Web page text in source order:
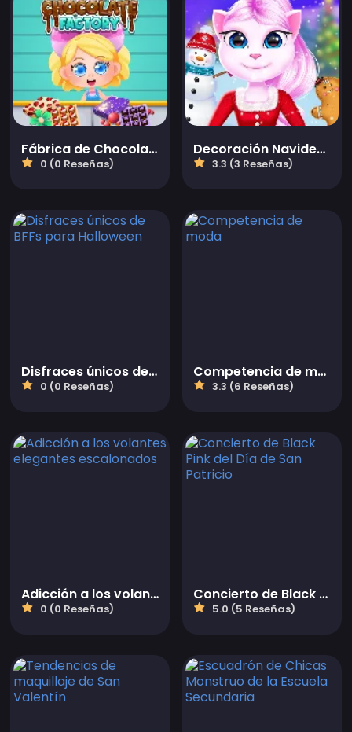
Fábrica de Chocolate Delicioso
0 (0 Reseñas)
Decoración Navideña de Chica Gato
3.3 (3 Reseñas)
Disfraces únicos de BFFs para Halloween
0 (0 Reseñas)
Competencia de moda
3.3 (6 Reseñas)
Adicción a los volantes elegantes escalonados
0 (0 Reseñas)
Concierto de Black Pink del Día de San Patricio
5.0 (5 Reseñas)